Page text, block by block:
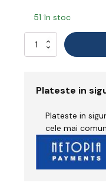
51 în stoc
Cantitate
Steel
Plateste in
Plateste in
cele mai